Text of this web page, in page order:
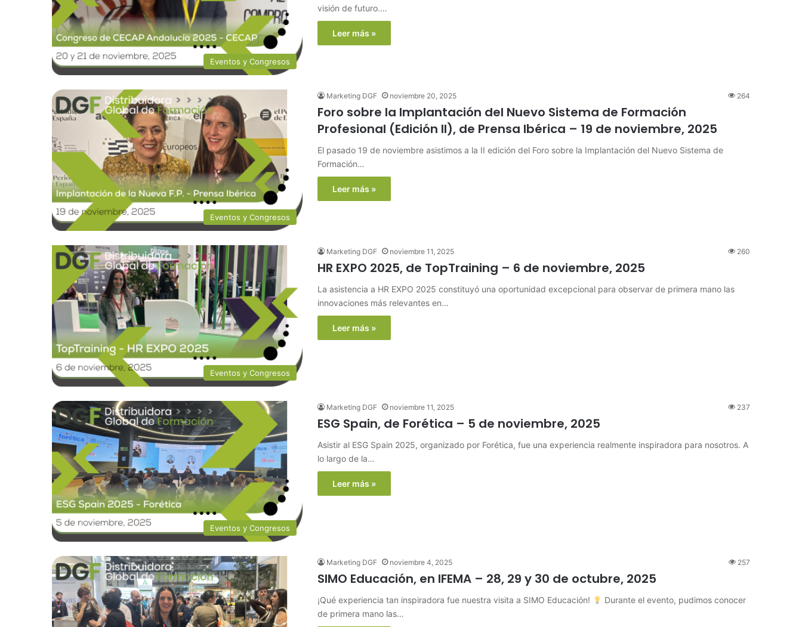
Eventos y Congresos
visión de futuro.…
Leer más »
Eventos y Congresos
Marketing DGF noviembre 20, 2025 264
Foro sobre la Implantación del Nuevo Sistema de Formación
Profesional (Edición II), de Prensa Ibérica – 19 de noviembre, 2025
El pasado 19 de noviembre asistimos a la II edición del Foro sobre la Implantación del Nuevo Sistema de
Formación…
Leer más »
Eventos y Congresos
Marketing DGF noviembre 11, 2025 260
HR EXPO 2025, de TopTraining – 6 de noviembre, 2025
La asistencia a HR EXPO 2025 constituyó una oportunidad excepcional para observar de primera mano las
innovaciones más relevantes en…
Leer más »
Eventos y Congresos
Marketing DGF noviembre 11, 2025 237
ESG Spain, de Forética – 5 de noviembre, 2025
Asistir al ESG Spain 2025, organizado por Forética, fue una experiencia realmente inspiradora para nosotros. A
lo largo de la…
Leer más »
Marketing DGF noviembre 4, 2025 257
SIMO Educación, en IFEMA – 28, 29 y 30 de octubre, 2025
¡Qué experiencia tan inspiradora fue nuestra visita a SIMO Educación!
Durante el evento, pudimos conocer
de primera mano las…